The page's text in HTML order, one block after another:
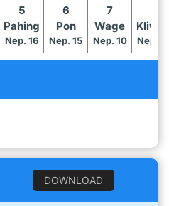
5
Pahing
Nep. 16
6
Pon
Nep. 15
7
Wage
Nep. 10
8
Nep.
DOWNLOAD